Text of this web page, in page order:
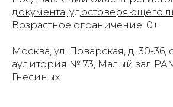
документа, удостоверяющего
Возрастное ограничение: 0+
Москва, ул. Поварская, д. 30-36,
аудитория № 73, Малый зал
Гнесиных